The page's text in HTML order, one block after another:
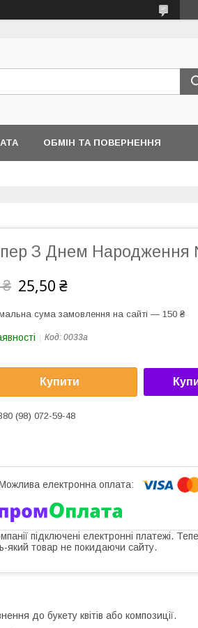
ОБМІН ТА ПОВЕРНЕННЯ
З Днем Народження
₴ 25,50 ₴
сума замовлення на сайті — 150 ₴
Код: 0033a
Купити
(98) 072-59-48
підключені електронні платежі.
який товар не покидаючи сайту.
до букету квітів або композиції.